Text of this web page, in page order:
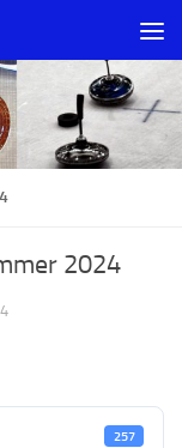
2024
257